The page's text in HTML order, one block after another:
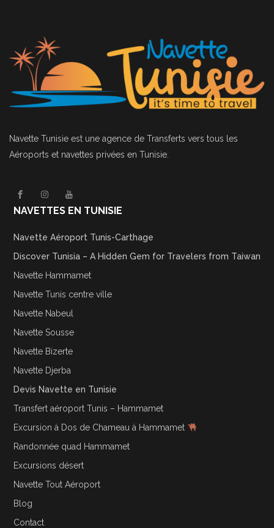
Navette Tunisie est une agence de Transferts vers tous les
Aéroports et navettes privées en Tunisie.
NAVETTES EN TUNISIE
Navette Aéroport Tunis-Carthage
Discover Tunisia – A Hidden Gem for Travelers from Taiwan
Navette Hammamet
Navette Tunis centre ville
Navette Nabeul
Navette Sousse
Navette Bizerte
Navette Djerba
Devis Navette en Tunisie
Transfert aéroport Tunis – Hammamet
Excursion à Dos de Chameau à Hammamet
Randonnée quad Hammamet
Excursions désert
Navette Tout Aéroport
Blog
Contact